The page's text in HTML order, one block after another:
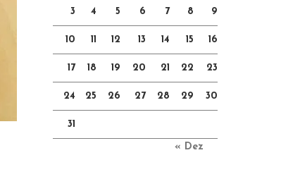
3 4 5 6 7 8 9
10 11 12 13 14 15 16
17 18 19 20 21 22 23
24 25 26 27 28 29 30
31
« Dez